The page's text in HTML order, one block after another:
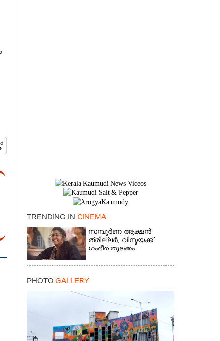
TRENDING IN CINEMA
സമ്പൂർണ ആക്ഷൻ
ത്രില്ലർ,​ വിസ്മയക്ക്
ഗംഭീര തുടക്കം
PHOTO GALLERY